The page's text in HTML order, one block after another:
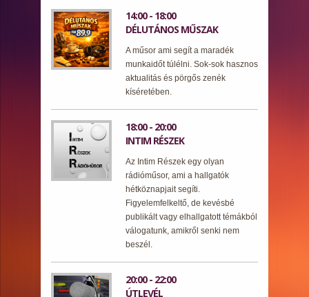
14:00 - 18:00
DÉLUTÁNOS MŰSZAK
A műsor ami segít a maradék
munkaidőt túlélni. Sok-sok hasznos
aktualitás és pörgős zenék
kíséretében.
18:00 - 20:00
INTIM RÉSZEK
Az Intim Részek egy olyan
rádióműsor, ami a hallgatók
hétköznapjait segíti.
Figyelemfelkeltő, de kevésbé
publikált vagy elhallgatott témákból
válogatunk, amikről senki nem
beszél.
20:00 - 22:00
ÚTLEVÉL